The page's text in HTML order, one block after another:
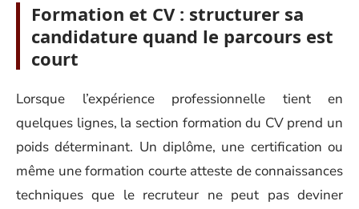
Formation et CV : structurer sa
candidature quand le parcours est
court
Lorsque l’expérience professionnelle tient en
quelques lignes, la section formation du CV prend un
poids déterminant. Un diplôme, une certification ou
même une formation courte atteste de connaissances
techniques que le recruteur ne peut pas deviner